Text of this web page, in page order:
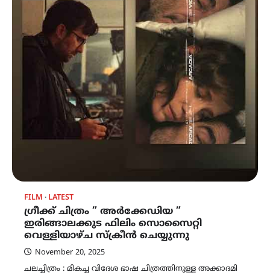
FILM LATEST
ഗ്രീക്ക് ചിത്രം ” അർക്കേഡിയ ”
ഇരിങ്ങാലക്കുട ഫിലിം സൊസൈറ്റി
വെള്ളിയാഴ്ച സ്ക്രീൻ ചെയ്യുന്നു
November 20, 2025
ചലച്ചിത്രം : മികച്ച വിദേശ ഭാഷ ചിത്രത്തിനുള്ള അക്കാദമി